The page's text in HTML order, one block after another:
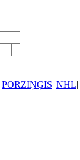
PORZIŅĢIS| NHL|